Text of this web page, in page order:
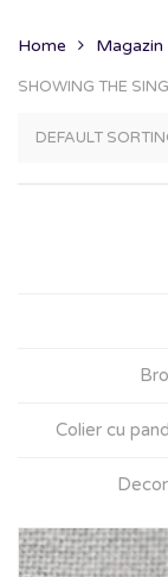
Home Magazin
SHOWING THE
Colier cu